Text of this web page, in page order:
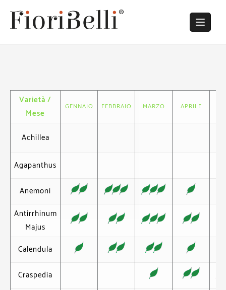
content
Varietà /
Mese
GENNAIO FEBBRAIO MARZO APRILE
Achillea
Agapanthus
Anemoni
Antirrhinum
Majus
Calendula
Craspedia